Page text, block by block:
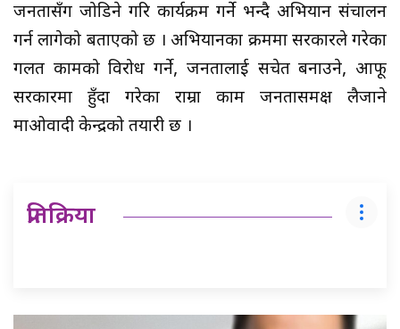
जनतासँग जोडिने गरि कार्यक्रम गर्ने भन्दै अभियान संचालन
गर्न लागेको बताएको छ । अभियानका क्रममा सरकारले गरेका
गलत कामको विरोध गर्ने, जनतालाई सचेत बनाउने, आफू
सरकारमा हुँदा गरेका राम्रा काम जनतासमक्ष लैजाने
माओवादी केन्द्रको तयारी छ ।
प्रतिक्रिया